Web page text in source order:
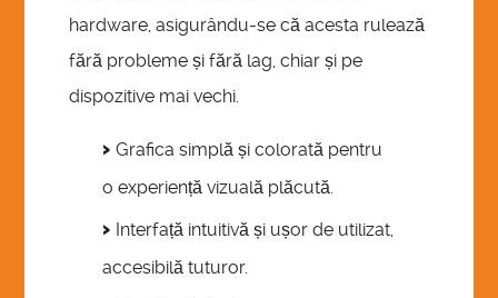
hardware, asigurându-se că acesta rulează
fără probleme și fără lag, chiar și pe
dispozitive mai vechi.
Grafica simplă și colorată pentru
o experiență vizuală plăcută.
Interfață intuitivă și ușor de utilizat,
accesibilă tuturor.